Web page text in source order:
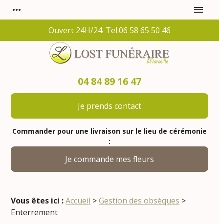
more_horiz menu
Ouvert 24H/24. Tel.06 58 65 50 46
04 84 89 16 47
Je prends contact
Commander pour une livraison sur le lieu de cérémonie
:
Je commande mes fleurs
Vous êtes ici : Accueil >Gestion des obsèques >
Enterrement